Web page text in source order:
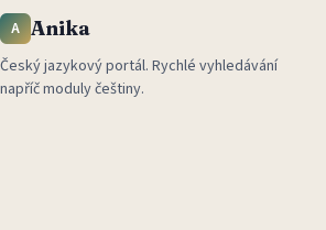
A Anika
Český jazykový portál. Rychlé vyhledávání
napříč moduly češtiny.